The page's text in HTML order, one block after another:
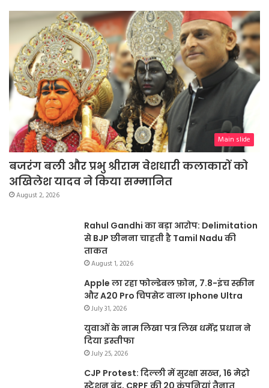
Main slide
बजरंग बली और प्रभु श्रीराम वेशधारी कलाकारों को
अखिलेश यादव ने किया सम्मानित
August 2, 2026
Rahul Gandhi का बड़ा आरोप: Delimitation
से BJP छीनना चाहती है Tamil Nadu की
ताकत
August 1, 2026
Apple ला रहा फोल्डेबल फ़ोन, 7.8-इंच स्क्रीन
और A20 Pro चिपसेट वाला Iphone Ultra
July 31, 2026
युवाओं के नाम लिखा पत्र लिख धर्मेंद्र प्रधान ने
दिया इस्तीफा
July 25, 2026
CJP Protest: दिल्ली में सुरक्षा सख्त, 16 मेट्रो
स्टेशन बंद, CRPF की 20 कंपनियां तैनात